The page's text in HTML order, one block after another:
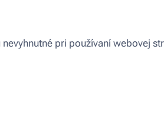
pri používaní webovej